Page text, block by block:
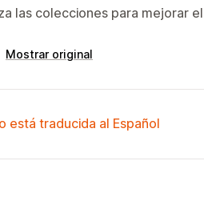
las colecciones para mejorar
Mostrar original
está traducida al Español